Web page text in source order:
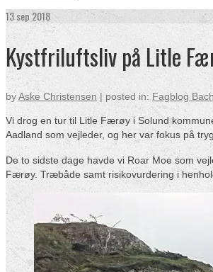
13sep 2018
Kystfriluftsliv på Litle
byAske Christensen | posted in: Fagblog
Vi drog en tur til Litle Færøy i Solund
Aadland som vejleder, og her var fokus på
De to sidste dage havde vi Roar Moe som
Færøy. Træbåde samt risikovurdering i